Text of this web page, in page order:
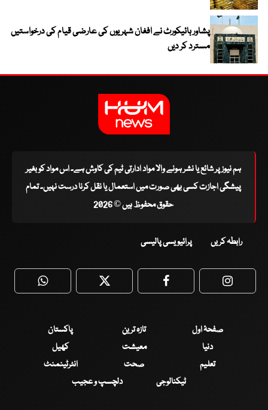
پشاور ہائیکورٹ نے افغان شہریوں کی عارضی قیام کی درخواستیں
مسترد کر دیں
ہم نیوز پر شائع یا نشر ہونے والا مواد ادارتی ٹیم کی کاوش ہے۔ اس مواد کو بغیر
پیشگی اجازت کسی بھی صورت میں استعمال یا نقل کرنا درست نہیں۔ تمام
حقوق محفوظ ہیں © 2026
رابطہ کریں پرائیویسی پالیسی
WhatsApp Twitter Facebook
صفحۂ اول تازہ ترین
پاکستان
دنیا
معیشت
کھیل
تعلیم
صحت
انٹرٹینمنٹ
ٹیکنالوجی
دلچسپ و عجیب